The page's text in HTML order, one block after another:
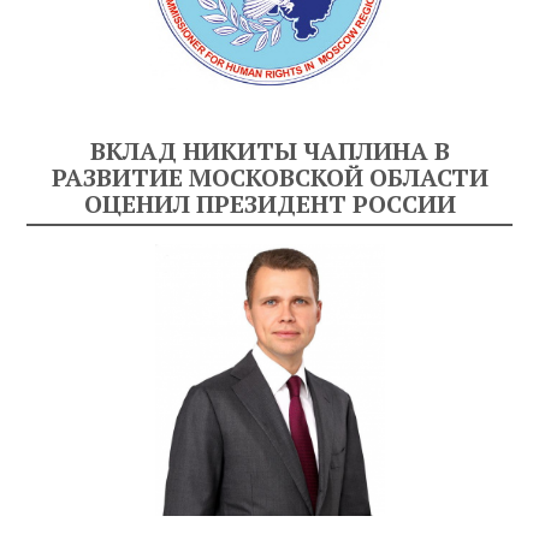
ВКЛАД НИКИТЫ ЧАПЛИНА В
РАЗВИТИЕ МОСКОВСКОЙ ОБЛАСТИ
ОЦЕНИЛ ПРЕЗИДЕНТ РОССИИ